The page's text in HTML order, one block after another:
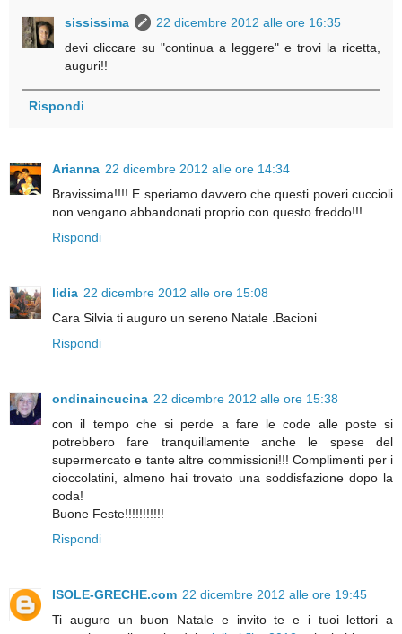
sississima
22 dicembre 2012 alle ore 16:35
devi cliccare su "continua a leggere" e trovi la ricetta,
auguri!!
Rispondi
Arianna 22 dicembre 2012 alle ore 14:34
Bravissima!!!! E speriamo davvero che questi poveri cuccioli
non vengano abbandonati proprio con questo freddo!!!
Rispondi
lidia 22 dicembre 2012 alle ore 15:08
Cara Silvia ti auguro un sereno Natale .Bacioni
Rispondi
ondinaincucina 22 dicembre 2012 alle ore 15:38
con il tempo che si perde a fare le code alle poste si
potrebbero fare tranquillamente anche le spese del
supermercato e tante altre commissioni!!! Complimenti per i
cioccolatini, almeno hai trovato una soddisfazione dopo la
coda!
Buone Feste!!!!!!!!!!!
Rispondi
ISOLE-GRECHE.com 22 dicembre 2012 alle ore 19:45
Ti auguro un buon Natale e invito te e i tuoi lettori a